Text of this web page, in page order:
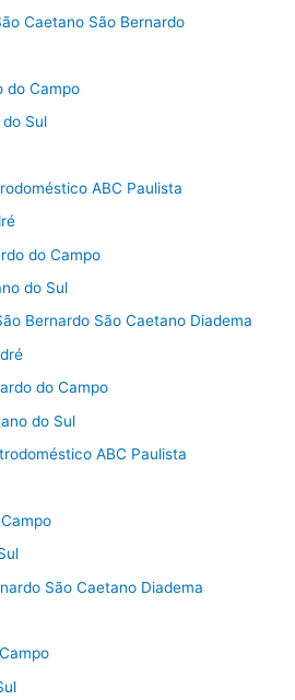
Caetano São Bernardo
do Campo
Sul
ABC Paulista
do Campo
do Sul
Bernardo São Caetano Diadema
do Campo
do Sul
ABC Paulista
São Caetano Diadema